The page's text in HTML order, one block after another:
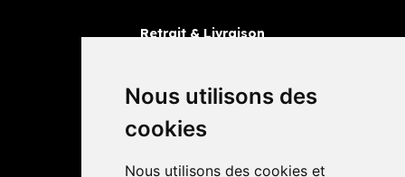
Nous utilisons des
cookies
Nous utilisons des cookies et
Retrait & Livraison
Livraisons